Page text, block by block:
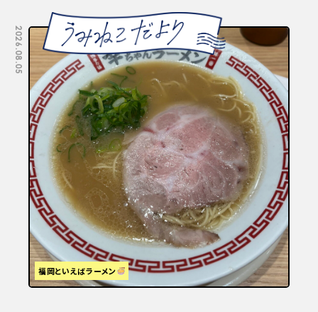
2026.08.05
福岡といえばラーメン